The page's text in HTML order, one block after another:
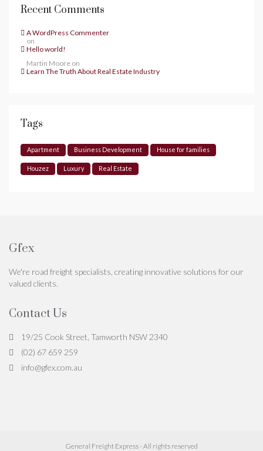
Recent Comments
A WordPress Commenter
on
Hello world!
Martin Moore on
Learn The Truth About Real Estate Industry
Tags
Apartment Business Development House for families
Houzez Luxury Real Estate
Gfex
We're road freight specialists, creating innovative solutions for our
valued clients.
Contact Us
19/25 Cook Street, Tamworth NSW 2340
(02) 67 659 259
info@gfex.com.au
General Freight Express - All rights reserved